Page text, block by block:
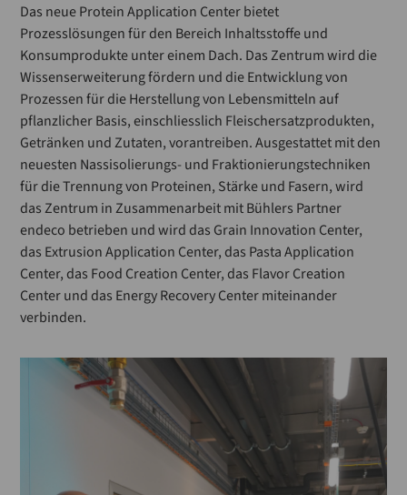
Das neue Protein Application Center bietet
Prozesslösungen für den Bereich Inhaltsstoffe und
Konsumprodukte unter einem Dach. Das Zentrum wird die
Wissenserweiterung fördern und die Entwicklung von
Prozessen für die Herstellung von Lebensmitteln auf
pflanzlicher Basis, einschliesslich Fleischersatzprodukten,
Getränken und Zutaten, vorantreiben. Ausgestattet mit den
neuesten Nassisolierungs- und Fraktionierungstechniken
für die Trennung von Proteinen, Stärke und Fasern, wird
das Zentrum in Zusammenarbeit mit Bühlers Partner
endeco betrieben und wird das Grain Innovation Center,
das Extrusion Application Center, das Pasta Application
Center, das Food Creation Center, das Flavor Creation
Center und das Energy Recovery Center miteinander
verbinden.